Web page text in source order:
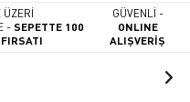
ÜZERİ
-SEPETTE 100
GÜVENLİ -
ONLINE
ALIŞVERİŞ